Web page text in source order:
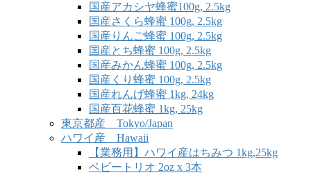
国産アカシヤ蜂蜜100g, 2.5kg
国産さくら蜂蜜 100g, 2.5kg
国産りんご蜂蜜 100g, 2.5kg
国産とち蜂蜜 100g, 2.5kg
国産みかん蜂蜜 100g, 2.5kg
国産くり蜂蜜 100g, 2.5kg
国産れんげ蜂蜜 1kg, 24kg
国産百花蜂蜜 1kg, 25kg
東京都産 Tokyo/Japan
ハワイ産 Hawaii
【業務用】ハワイ産はちみつ 1kg,25kg
ベビートリオ 2oz x 3本